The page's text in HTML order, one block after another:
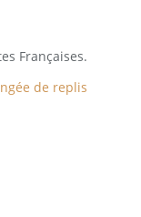
Françaises.
de replis